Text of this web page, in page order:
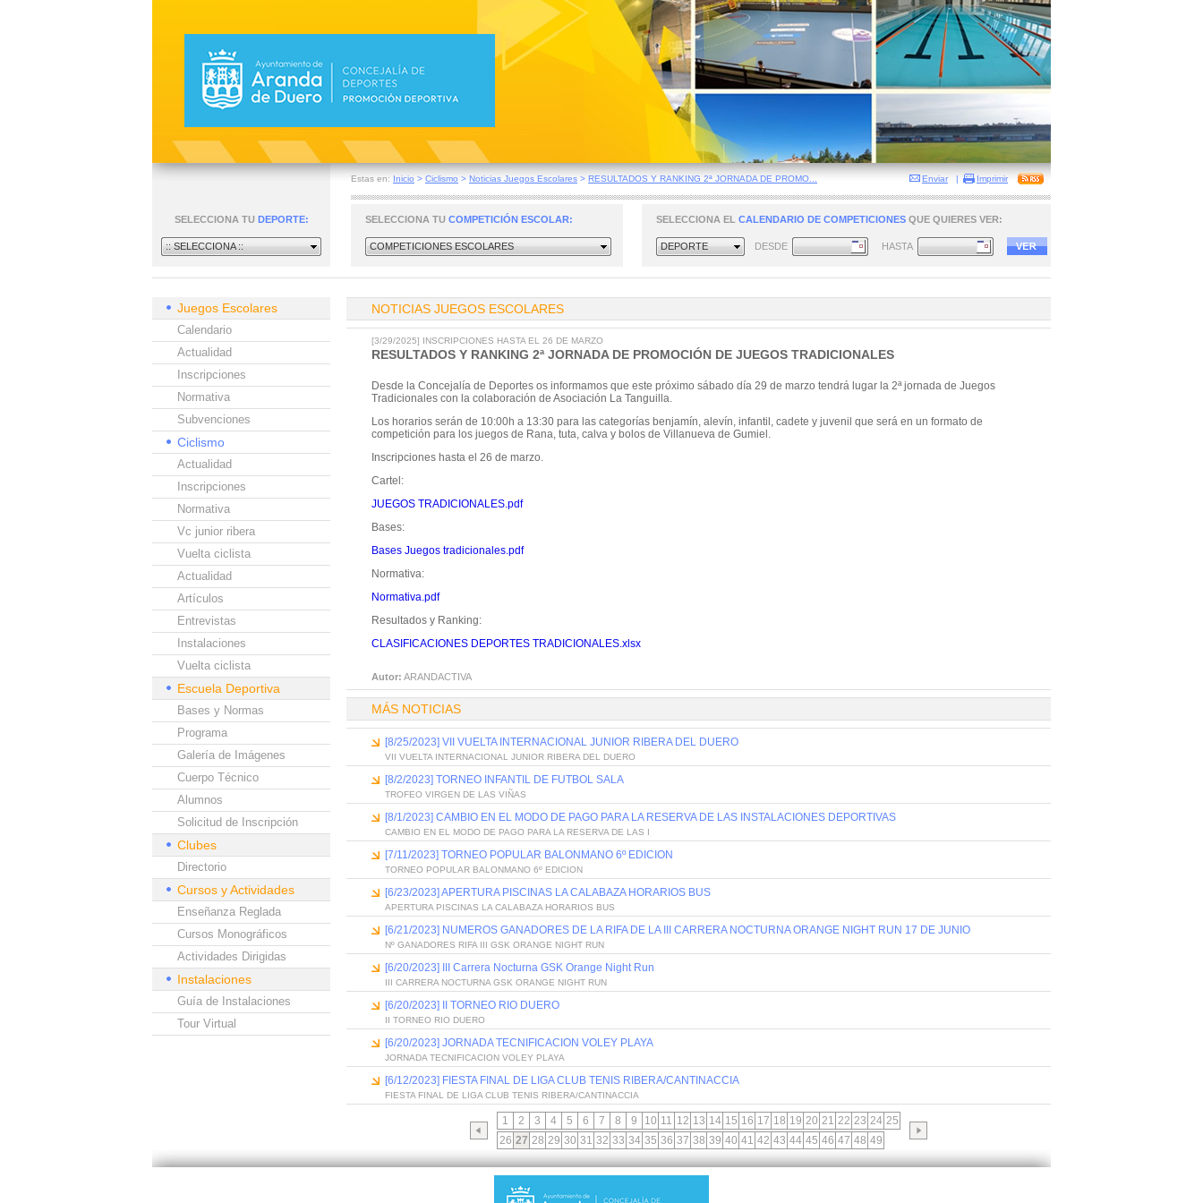
Estas en: Inicio > Ciclismo > Noticias Juegos Escolares > RESULTADOS Y RANKING 2ª JORNADA DE PROMO... Enviar | Imprimir
SELECCIONA TU DEPORTE:
:: SELECCIONA ::
SELECCIONA TU COMPETICIÓN ESCOLAR:
COMPETICIONES ESCOLARES
SELECCIONA EL CALENDARIO DE COMPETICIONES QUE QUIERES VER:
DEPORTE DESDE HASTA
Juegos Escolares
Calendario
Actualidad
Inscripciones
Normativa
Subvenciones
Ciclismo
Actualidad
Inscripciones
Normativa
Vc junior ribera
Vuelta ciclista
Actualidad
Artículos
Entrevistas
Instalaciones
Vuelta ciclista
Escuela Deportiva
Bases y Normas
Programa
Galería de Imágenes
Cuerpo Técnico
Alumnos
Solicitud de Inscripción
Clubes
Directorio
Cursos y Actividades
Enseñanza Reglada
Cursos Monográficos
Actividades Dirigidas
Instalaciones
Guía de Instalaciones
Tour Virtual
NOTICIAS JUEGOS ESCOLARES
[3/29/2025] INSCRIPCIONES HASTA EL 26 DE MARZO
RESULTADOS Y RANKING 2ª JORNADA DE PROMOCIÓN DE JUEGOS TRADICIONALES
Desde la Concejalía de Deportes os informamos que este próximo sábado día 29 de marzo tendrá lugar la 2ª jornada de Juegos
Tradicionales con la colaboración de Asociación La Tanguilla.
Los horarios serán de 10:00h a 13:30 para las categorías benjamín, alevín, infantil, cadete y juvenil que será en un formato de
competición para los juegos de Rana, tuta, calva y bolos de Villanueva de Gumiel.
Inscripciones hasta el 26 de marzo.
Cartel:
JUEGOS TRADICIONALES.pdf
Bases:
Bases Juegos tradicionales.pdf
Normativa:
Normativa.pdf
Resultados y Ranking:
CLASIFICACIONES DEPORTES TRADICIONALES.xlsx
Autor: ARANDACTIVA
MÁS NOTICIAS
[8/25/2023] VII VUELTA INTERNACIONAL JUNIOR RIBERA DEL DUERO
VII VUELTA INTERNACIONAL JUNIOR RIBERA DEL DUERO
[8/2/2023] TORNEO INFANTIL DE FUTBOL SALA
TROFEO VIRGEN DE LAS VIÑAS
[8/1/2023] CAMBIO EN EL MODO DE PAGO PARA LA RESERVA DE LAS INSTALACIONES DEPORTIVAS
CAMBIO EN EL MODO DE PAGO PARA LA RESERVA DE LAS I
[7/11/2023] TORNEO POPULAR BALONMANO 6º EDICION
TORNEO POPULAR BALONMANO 6º EDICION
[6/23/2023] APERTURA PISCINAS LA CALABAZA HORARIOS BUS
APERTURA PISCINAS LA CALABAZA HORARIOS BUS
[6/21/2023] NUMEROS GANADORES DE LA RIFA DE LA III CARRERA NOCTURNA ORANGE NIGHT RUN 17 DE JUNIO
Nº GANADORES RIFA III GSK ORANGE NIGHT RUN
[6/20/2023] III Carrera Nocturna GSK Orange Night Run
III CARRERA NOCTURNA GSK ORANGE NIGHT RUN
[6/20/2023] II TORNEO RIO DUERO
II TORNEO RIO DUERO
[6/20/2023] JORNADA TECNIFICACION VOLEY PLAYA
JORNADA TECNIFICACION VOLEY PLAYA
[6/12/2023] FIESTA FINAL DE LIGA CLUB TENIS RIBERA/CANTINACCIA
FIESTA FINAL DE LIGA CLUB TENIS RIBERA/CANTINACCIA
1 2 3 4 5 6 7 8 9 10 11 12 13 14 15 16 17 18 19 20 21 22 23 24 25
26 27 28 29 30 31 32 33 34 35 36 37 38 39 40 41 42 43 44 45 46 47 48 49